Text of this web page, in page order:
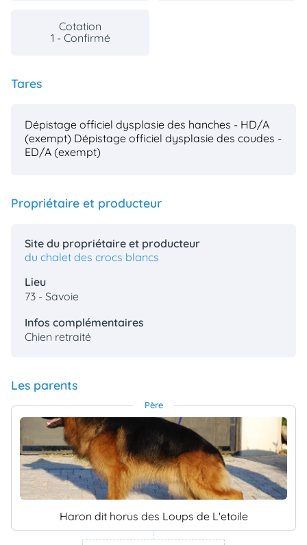
Cotation
1 - Confirmé
Tares
Dépistage officiel dysplasie des hanches - HD/A
(exempt) Dépistage officiel dysplasie des coudes -
ED/A (exempt)
Propriétaire et producteur
Site du propriétaire et producteur
du chalet des crocs blancs
Lieu
73 - Savoie
Infos complémentaires
Chien retraité
Les parents
Père
Haron dit horus des Loups de L'etoile